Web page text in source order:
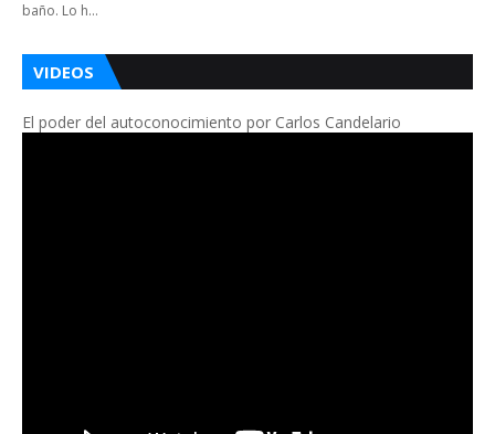
baño. Lo h…
VIDEOS
El poder del autoconocimiento por Carlos Candelario